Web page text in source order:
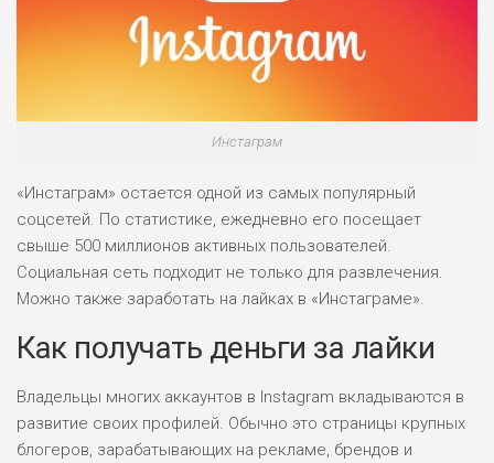
Инстаграм
«Инстаграм» остается одной из самых популярный
соцсетей. По статистике, ежедневно его посещает
свыше 500 миллионов активных пользователей.
Социальная сеть подходит не только для развлечения.
Можно также заработать на лайках в «Инстаграме».
Как получать деньги за лайки
Владельцы многих аккаунтов в Instagram вкладываются в
развитие своих профилей. Обычно это страницы крупных
блогеров, зарабатывающих на рекламе, брендов и